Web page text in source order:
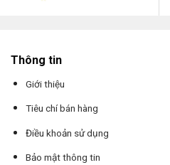
Thông tin
Giới thiệu
Tiêu chí bán hàng
Điều khoản sử dụng
Bảo mật thông tin